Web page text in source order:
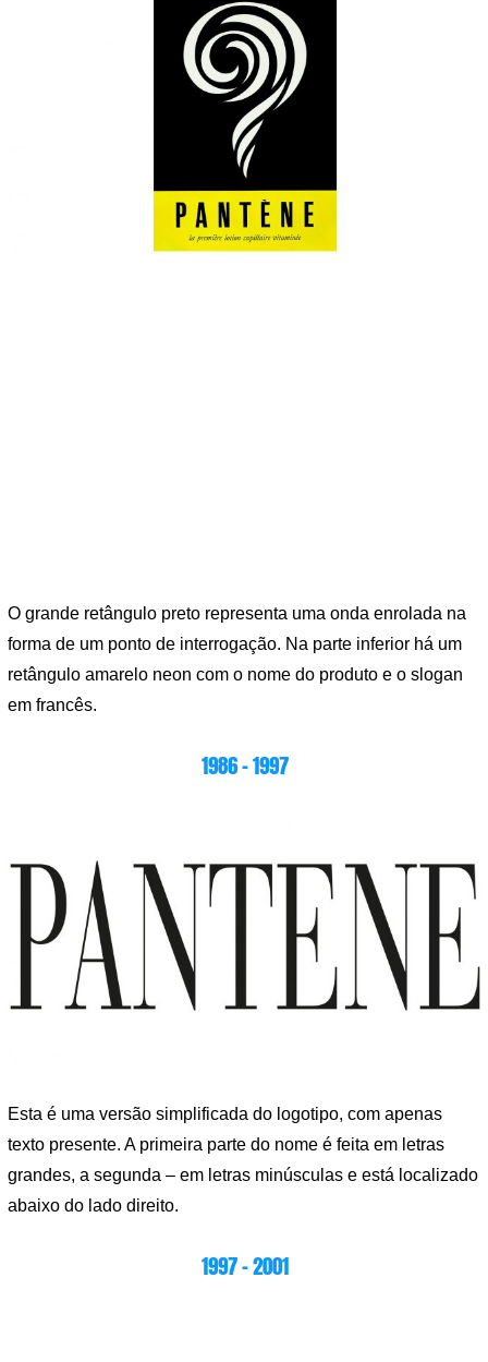
O grande retângulo preto representa uma onda enrolada na
forma de um ponto de interrogação. Na parte inferior há um
retângulo amarelo neon com o nome do produto e o slogan
em francês.
1986 – 1997
Esta é uma versão simplificada do logotipo, com apenas
texto presente. A primeira parte do nome é feita em letras
grandes, a segunda – em letras minúsculas e está localizado
abaixo do lado direito.
1997 – 2001